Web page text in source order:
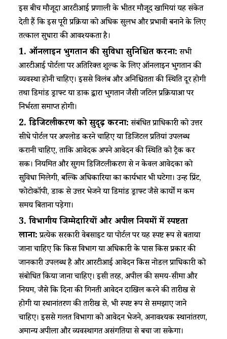
​​इस बीच मौजूदा आरटीआई प्रणाली के भीतर मौजूद खामियां यह संकेत
देती हैं कि इस पूरी प्रक्रिया को अधिक सुलभ और प्रभावी बनाने के लिए
तत्काल सुधारों की आवश्यकता है।​
1. ऑनलाइन भुगतान की सुविधा सुनिश्चित करना:​​ सभी
आरटीआई पोर्टलों पर अतिरिक्त शुल्क के लिए ऑनलाइन भुगतान की
व्यवस्था होनी चाहिए। इससे विलंब और अनिश्चितता की स्थिति दूर होगी
तथा डिमांड ड्राफ्ट या डाक द्वारा भुगतान जैसी जटिल प्रक्रियाओं पर
निर्भरता समाप्त होगी।​
2. डिजिटलीकरण को सुदृढ़ करना:​​ संबंधित प्राधिकारी को उत्तर
सीधे पोर्टल पर अपलोड करने चाहिए या डिजिटल प्रतियां उपलब्ध
करानी चाहिए, ताकि आवेदक अपने आवेदन की स्थिति को ट्रैक कर
सकें। नियमित और सुगम डिजिटलीकरण से न केवल आवेदकों को
सुविधा मिलेगी, बल्कि अधिकारियों का कार्यभार भी घटेगा। उन्हें प्रिंट,
फोटोकॉपी, डाक से उत्तर भेजने या डिमांड ड्राफ्ट जैसे कार्यों में कम
समय बिताना पड़ेगा।​
3.विभागीयजिम्मेदारियोंऔरअपीलनियमोंमेंस्पष्टता
लाना:​​ प्रत्येक सरकारी वेबसाइट या पोर्टल पर यह स्पष्ट रूप से बताया
जाना चाहिए कि किस विभाग या अधिकारी के पास किस प्रकार की
जानकारी उपलब्ध है और आरटीआई आवेदन किस नोडल प्राधिकारी को
संबोधित किया जाना चाहिए। इसी तरह, अपील की समय-सीमा और
नियम, जैसे कि दिनों की गिनती आवेदन दाखिल करने की तारीख से
होगी या स्थानांतरण की तारीख से, भी स्पष्ट रूप से समझाए जाने
चाहिए। इससे गलत विभागों को आवेदन भेजने, अनावश्यक स्थानांतरण,
अमान्य अपीलों और व्यवस्थागत असंगतियों से बचा जा सकेगा।​